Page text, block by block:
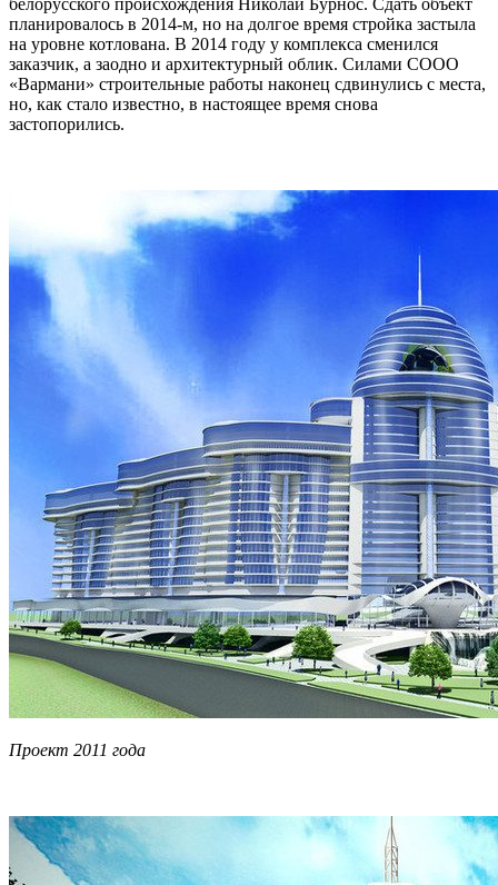
белорусского происхождения Николай Бурнос. Сдать объект
планировалось в 2014-м, но на долгое время стройка застыла
на уровне котлована. В 2014 году у комплекса сменился
заказчик, а заодно и архитектурный облик. Силами СООО
«Вармани» строительные работы наконец сдвинулись с места,
но, как стало известно, в настоящее время снова
застопорились.
Проект 2011 года